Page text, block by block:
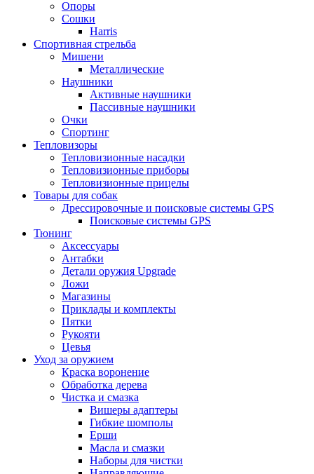
Опоры
Сошки
Harris
Спортивная стрельба
Мишени
Металлические
Наушники
Активные наушники
Пассивные наушники
Очки
Спортинг
Тепловизоры
Тепловизионные насадки
Тепловизионные приборы
Тепловизионные прицелы
Товары для собак
Дрессировочные и поисковые системы GPS
Поисковые системы GPS
Тюнинг
Аксессуары
Антабки
Детали оружия Upgrade
Ложи
Магазины
Приклады и комплекты
Пятки
Рукояти
Цевья
Уход за оружием
Краска воронение
Обработка дерева
Чистка и смазка
Вишеры адаптеры
Гибкие шомполы
Ерши
Масла и смазки
Наборы для чистки